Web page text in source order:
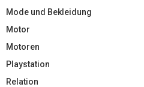
Mode und Bekleidung
Motor
Motoren
Playstation
Relation